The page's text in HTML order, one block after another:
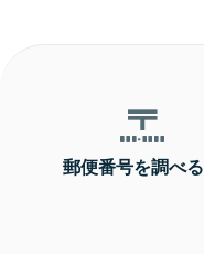
郵便番号を調べる